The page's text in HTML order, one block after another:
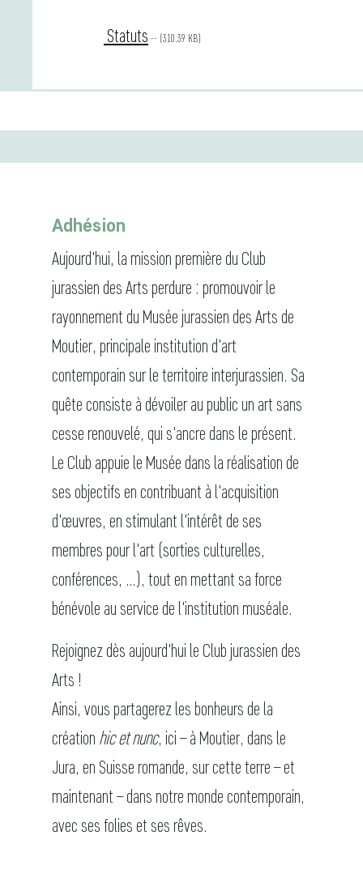
Statuts -- (310.39 KB)
Adhésion
Aujourd'hui, la mission première du Club
jurassien des Arts perdure : promouvoir le
rayonnement du Musée jurassien des Arts de
Moutier, principale institution d'art
contemporain sur le territoire interjurassien. Sa
quête consiste à dévoiler au public un art sans
cesse renouvelé, qui s'ancre dans le présent.
Le Club appuie le Musée dans la réalisation de
ses objectifs en contribuant à l'acquisition
d'œuvres, en stimulant l'intérêt de ses
membres pour l'art (sorties culturelles,
conférences, …), tout en mettant sa force
bénévole au service de l'institution muséale.
Rejoignez dès aujourd'hui le Club jurassien des
Arts !
Ainsi, vous partagerez les bonheurs de la
création hic et nunc, ici – à Moutier, dans le
Jura, en Suisse romande, sur cette terre – et
maintenant – dans notre monde contemporain,
avec ses folies et ses rêves.